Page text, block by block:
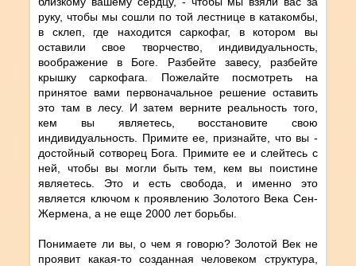
руку, чтобы мы сошли по той лестнице в катакомбы,
в склеп, где находится саркофаг, в котором вы
оставили свое творчество, индивидуальность,
воображение в Боге. Разбейте завесу, разбейте
крышку саркофага. Пожелайте посмотреть на
принятое вами первоначальное решение оставить
это там в лесу. И затем верните реальность того,
кем вы являетесь, восстановите свою
индивидуальность. Примите ее, признайте, что вы -
достойный cотворец Бога. Примите ее и слейтесь с
ней, чтобы вы могли быть тем, кем вы поистине
являетесь. Это и есть свобода, и именно это
является ключом к проявлению Золотого Века Сен-
Жермена, а не еще 2000 лет борьбы.
Понимаете ли вы, о чем я говорю? Золотой Век не
проявит какая-то созданная человеком структура,